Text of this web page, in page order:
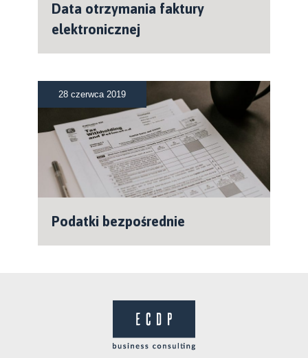
Data otrzymania faktury
elektronicznej
28 czerwca 2019
Podatki bezpośrednie